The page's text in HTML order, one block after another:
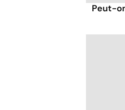
Peut-